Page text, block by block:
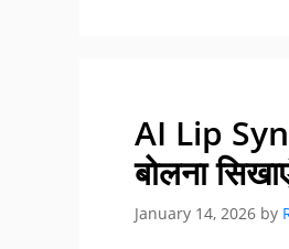
AI Lip
बोलना
January 14, 2026 by